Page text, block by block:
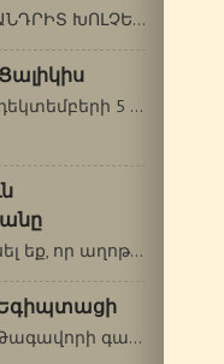
ԲՈՐԻՍ ԱՐՔԻՄԱՆԴՐԻՏ ԽՈԼՉԵՎ (1895-1971) ԱՂՈԹՔԻ…
Նոյեմբերի 22/դեկտեմբերի 5 (1920-1991թթ.)…
-Գե΄րոնդա, ասել եք, որ աղոթքի ժամանակ…
Ապրիլի 1/14 «Թագավորի գաղտնիքը…